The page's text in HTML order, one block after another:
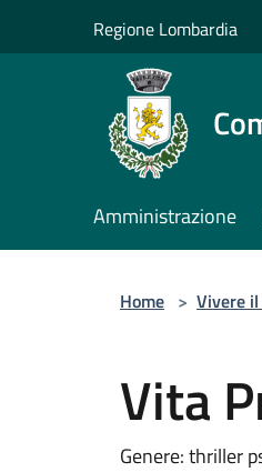
Regione Lombardia
Amministrazione
Home > Vivere
Vita
Genere: thriller